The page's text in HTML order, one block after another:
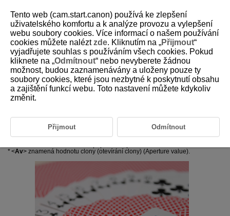
D388-053
Av: Priorita clony AE
Náhled hloubky ostrosti (DOF)
clony) způsobí rozšíření hloubky ostrosti záběru blíže do popředí i dále
do pozadí. Naproti tomu při nižším clonovém čísle (větším otvoru clony)
Av znamená hodnotu clony (otevírání clony) (Aperture value).
Tento web (cam.start.canon) používá ke zlepšení
uživatelského komfortu a k analýze provozu a vylepšení
webu soubory cookies. Více informací o našem používání
cookies můžete naléztzde. Kliknutím na „Přijmout“
vyjadřujete souhlas s používáním všech cookies. Pokud
kliknete na „Odmítnout“ nebo nevyberete žádnou
možnost, budou zaznamenávány a uloženy pouze ty
soubory cookies, které jsou nezbytné k poskytnutí obsahu
a zajištění funkcí webu. Toto nastavení můžete kdykoliv
změnit.
Přijmout Odmítnout